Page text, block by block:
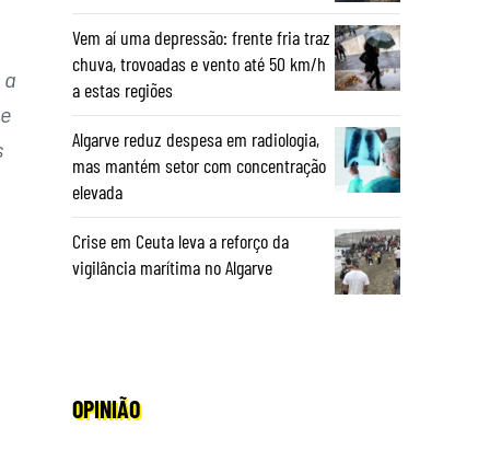
Vem aí uma depressão: frente fria traz
chuva, trovoadas e vento até 50 km/h
a estas regiões
Algarve reduz despesa em radiologia,
mas mantém setor com concentração
elevada
Crise em Ceuta leva a reforço da
vigilância marítima no Algarve
OPINIÃO